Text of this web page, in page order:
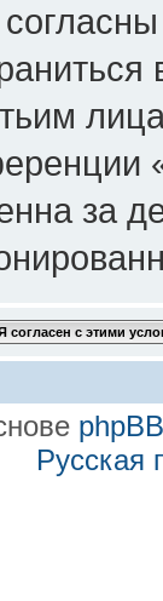
за
phpBB
Русская